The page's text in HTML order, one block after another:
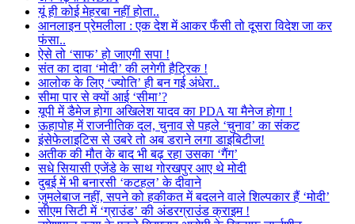
यूं ही कोई मेहरबा नहीं होता..
आनलाइन प्रेमलीला : एक देश में आकर फँसी तो दूसरा विदेश जा कर
फंसा..
ऐसे तो ‘साफ’ हो जाएगी सपा !
संत का दावा ‘मोदी’ की लगेगी हैट्रिक !
आलोक के लिए ‘ज्योति’ ही बन गई अंधेरा..
सीमा पार से क्यों आई ‘सीमा’?
यूपी में डैमेज होगा अखिलेश यादव का PDA या मैनेज होगा !
ऊहापोह में राजनीतिक दल, चुनाव से पहले ‘चुनाव’ का संकट
इंसेफेलाइटिस से उबरे तो अब डराने लगा डाइबिटीज!
अतीक की मौत के बाद भी बढ़ रहा उसका ‘गैंग’
सधे सियासी एजेंडे के साथ गोरखपुर आए थे मोदी
दुबई में भी बनारसी ‘कटहल’ के दीवाने
जुमलेबाज नहीं, सपने को हकीकत में बदलने वाले शिल्पकार हैं ‘मोदी’
सीएम सिटी में ‘ग्राउंड’ की अंडरग्राउंड क्राइम !